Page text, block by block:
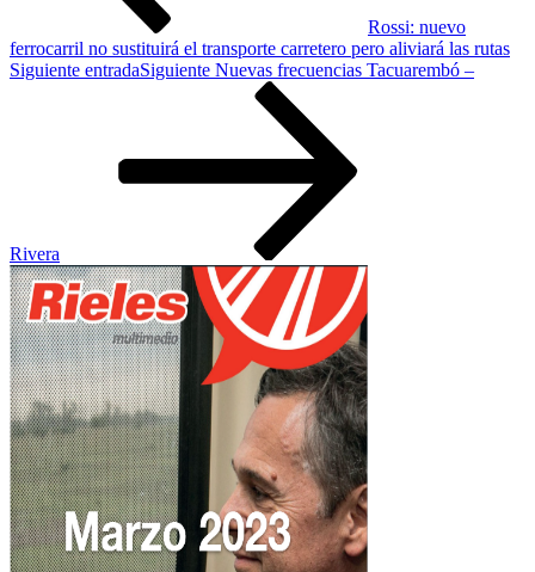
Rossi: nuevo
ferrocarril no sustituirá el transporte carretero pero aliviará las rutas
Siguiente entradaSiguiente Nuevas frecuencias Tacuarembó –
Rivera